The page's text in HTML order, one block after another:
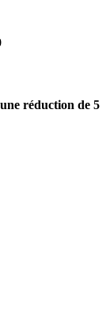
réduction de 5